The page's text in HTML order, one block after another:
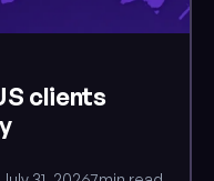
clients